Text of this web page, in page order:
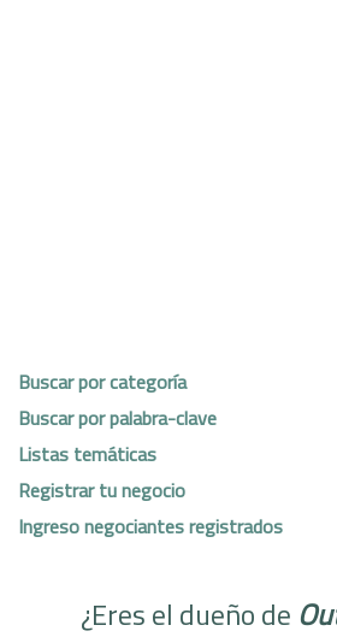
Buscar por categoría
Buscar por palabra-clave
Listas temáticas
Registrar tu negocio
Ingreso negociantes registrados
¿Eres el dueño de